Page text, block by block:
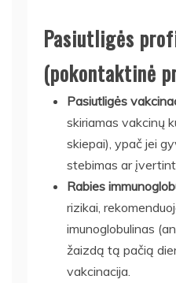
Pasiutligės
(pokontaktinė
Pasiutligės
skiriamas vakcinų
skiepai), ypač jei
stebimas ar
Rabies
rizikai,
imunoglobulinas
žaizdą tą pačią
vakcinacija.